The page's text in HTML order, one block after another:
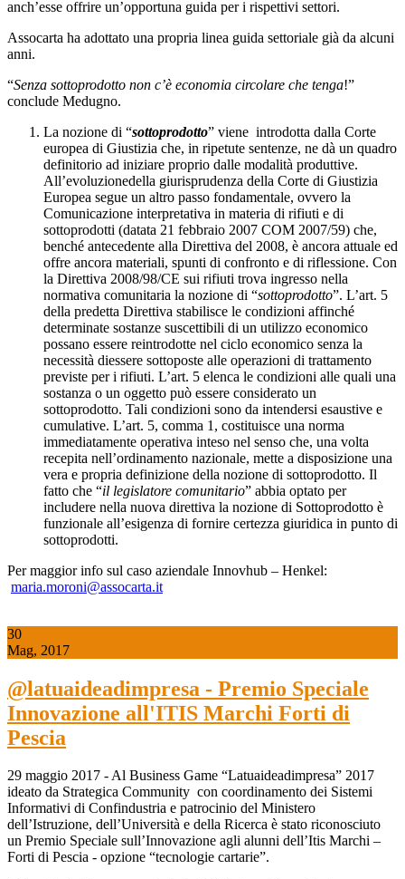
anch’esse offrire un’opportuna guida per i rispettivi settori.
Assocarta ha adottato una propria linea guida settoriale già da alcuni
anni.
“Senza sottoprodotto non c’è economia circolare che tenga!”
conclude Medugno.
La nozione di “sottoprodotto” viene introdotta dalla Corte
europea di Giustizia che, in ripetute sentenze, ne dà un quadro
definitorio ad iniziare proprio dalle modalità produttive.
All’evoluzionedella giurisprudenza della Corte di Giustizia
Europea segue un altro passo fondamentale, ovvero la
Comunicazione interpretativa in materia di rifiuti e di
sottoprodotti (datata 21 febbraio 2007 COM 2007/59) che,
benché antecedente alla Direttiva del 2008, è ancora attuale ed
offre ancora materiali, spunti di confronto e di riflessione. Con
la Direttiva 2008/98/CE sui rifiuti trova ingresso nella
normativa comunitaria la nozione di “sottoprodotto”. L’art. 5
della predetta Direttiva stabilisce le condizioni affinché
determinate sostanze suscettibili di un utilizzo economico
possano essere reintrodotte nel ciclo economico senza la
necessità diessere sottoposte alle operazioni di trattamento
previste per i rifiuti. L’art. 5 elenca le condizioni alle quali una
sostanza o un oggetto può essere considerato un
sottoprodotto. Tali condizioni sono da intendersi esaustive e
cumulative. L’art. 5, comma 1, costituisce una norma
immediatamente operativa inteso nel senso che, una volta
recepita nell’ordinamento nazionale, mette a disposizione una
vera e propria definizione della nozione di sottoprodotto. Il
fatto che “il legislatore comunitario” abbia optato per
includere nella nuova direttiva la nozione di Sottoprodotto è
funzionale all’esigenza di fornire certezza giuridica in punto di
sottoprodotti.
Per maggior info sul caso aziendale Innovhub – Henkel:
maria.moroni@assocarta.it
30
Mag, 2017
@latuaideadimpresa - Premio Speciale
Innovazione all'ITIS Marchi Forti di
Pescia
29 maggio 2017 - Al Business Game “Latuaideadimpresa” 2017
ideato da Strategica Community con coordinamento dei Sistemi
Informativi di Confindustria e patrocinio del Ministero
dell’Istruzione, dell’Università e della Ricerca è stato riconosciuto
un Premio Speciale sull’Innovazione agli alunni dell’Itis Marchi –
Forti di Pescia - opzione “tecnologie cartarie”.